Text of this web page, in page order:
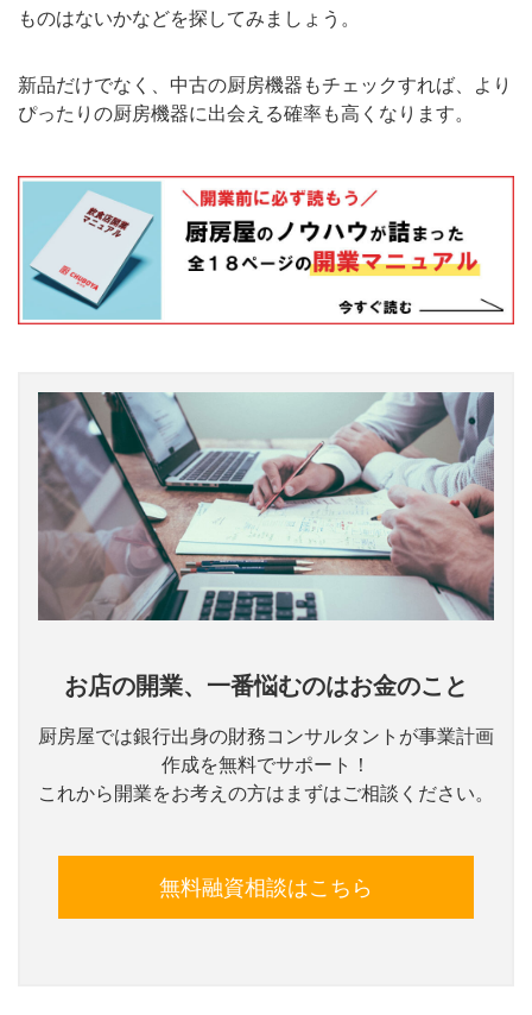
ものはないかなどを探してみましょう。
新品だけでなく、中古の厨房機器もチェックすれば、より
ぴったりの厨房機器に出会える確率も高くなります。
お店の開業、一番悩むのはお金のこと
厨房屋では銀行出身の財務コンサルタントが事業計画
作成を無料でサポート！
これから開業をお考えの方はまずはご相談ください。
無料融資相談はこちら